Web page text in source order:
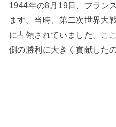
1944年の8月19日、フラン
ます。当時、第二次世界大
に占領されていました。こ
側の勝利に大きく貢献したの